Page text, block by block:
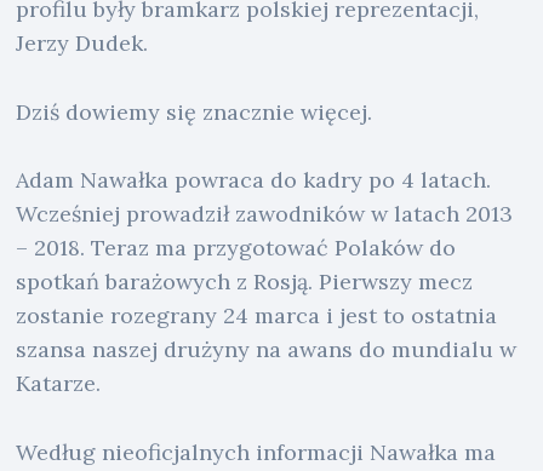
profilu były bramkarz polskiej reprezentacji,
Jerzy Dudek.
Dziś dowiemy się znacznie więcej.
Adam Nawałka powraca do kadry po 4 latach.
Wcześniej prowadził zawodników w latach 2013
– 2018. Teraz ma przygotować Polaków do
spotkań barażowych z Rosją. Pierwszy mecz
zostanie rozegrany 24 marca i jest to ostatnia
szansa naszej drużyny na awans do mundialu w
Katarze.
Według nieoficjalnych informacji Nawałka ma